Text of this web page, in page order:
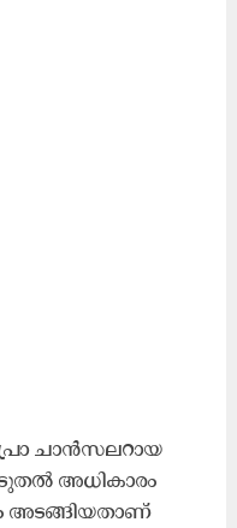
ചാൻസലറായ
അധികാരം
അടങ്ങിയതാണ്